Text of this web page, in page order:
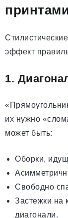
эффект
1.
их нужно
может быть:
Оборки,
Свободно
Застежки на
диагонали.